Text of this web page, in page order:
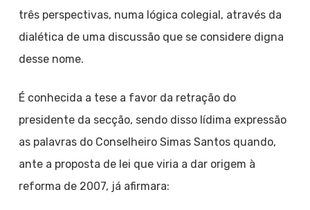
três perspectivas, numa lógica colegial, através da
dialética de uma discussão que se considere digna
desse nome.
É conhecida a tese a favor da retração do
presidente da secção, sendo disso lídima expressão
as palavras do Conselheiro Simas Santos quando,
ante a proposta de lei que viria a dar origem à
reforma de 2007, já afirmara: